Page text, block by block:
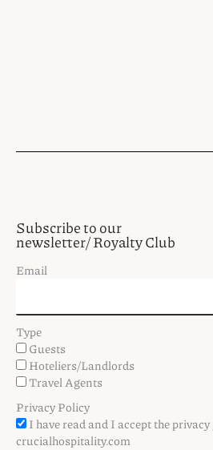
Subscribe to our
newsletter/ Royalty Club
Email
Type
Guests
Hoteliers/Landlords
Travel Agents
Privacy Policy
I have read and I accept the
crucialhospitality.com